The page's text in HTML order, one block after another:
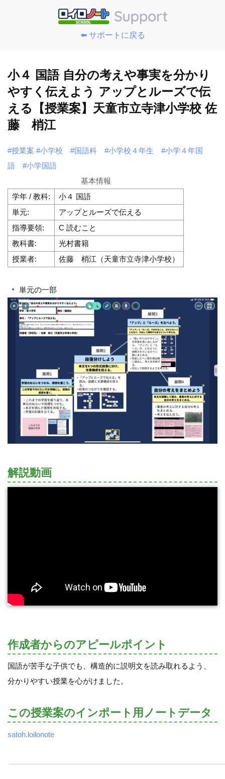
⬅️ サポートに戻る
小４ 国語 自分の考えや事実を分かり
やすく伝えよう アップとルーズで伝
える【授業案】天童市立寺津小学校 佐
藤 梢江
#授業案 #小学校 #国語科 #小学校４年生
#小学４年国
語
#小学国語
基本情報
学年 / 教科:
小４ 国語
単元:
アップとルーズで伝える
指導要領:
C 読むこと
教科書:
光村書籍
授業者:
佐藤 梢江（天童市立寺津小学校）
単元の一部
解説動画
作成者からのアピールポイント
国語が苦手な子供でも、構造的に説明文を読み取れるよう、
分かりやすい授業を心がけました。
この授業案のインポート用ノートデータ
satoh.loilonote